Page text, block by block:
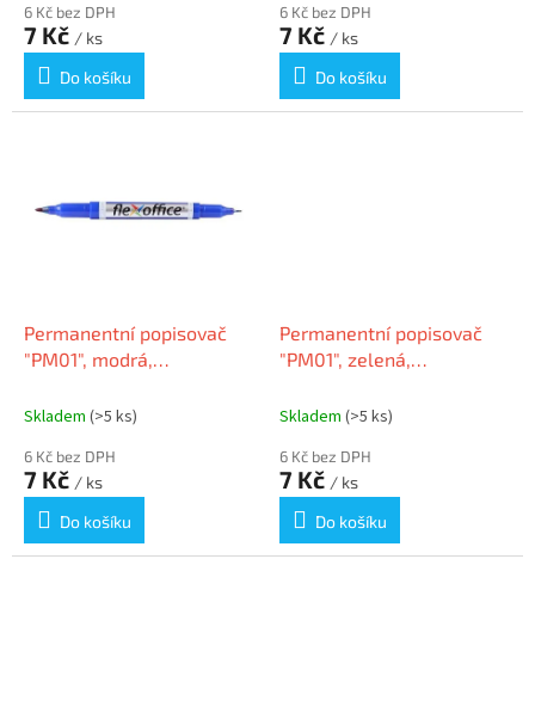
6 Kč bez DPH
7 Kč / ks
Do košíku
6 Kč bez DPH
7 Kč / ks
Do košíku
Permanentní popisovač
"PM01", modrá,
oboustranný, FLEXOFFICE
Skladem (>5 ks)
6 Kč bez DPH
7 Kč / ks
Do košíku
Permanentní popisovač
"PM01", zelená,
oboustranný, FLEXOFFICE
Skladem (>5 ks)
6 Kč bez DPH
7 Kč / ks
Do košíku